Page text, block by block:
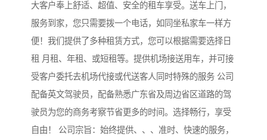
大客户奉上舒适、超值、安全的租车享受。送车上门，
服务到家，您只需要拨一个电话，如同坐私家车一样方
便！我们提供了多种租赁方式，您可以根据需要选择日
租 月租、年租、或短租等。提供机场接送用车，并可接
受客户委托去机场代接或代送客人同时特殊的服务 公司
配备英文驾驶员，配备熟悉广东省及周边省区道路的驾
驶员为您的商务考察节省更多的时间。选择畅行，享受
自由！ 公司宗旨：始终提供、、、准时、快速的服务，